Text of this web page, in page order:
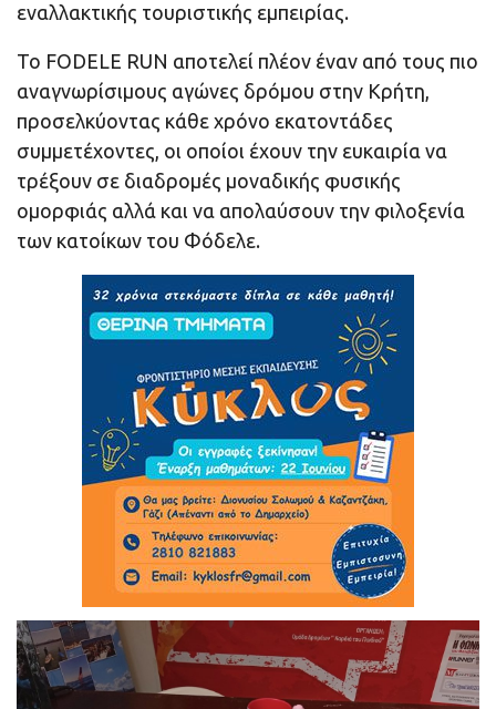
εναλλακτικής τουριστικής εμπειρίας.
Το FODELE RUN αποτελεί πλέον έναν από τους πιο
αναγνωρίσιμους αγώνες δρόμου στην Κρήτη,
προσελκύοντας κάθε χρόνο εκατοντάδες
συμμετέχοντες, οι οποίοι έχουν την ευκαιρία να
τρέξουν σε διαδρομές μοναδικής φυσικής
ομορφιάς αλλά και να απολαύσουν την φιλοξενία
των κατοίκων του Φόδελε.